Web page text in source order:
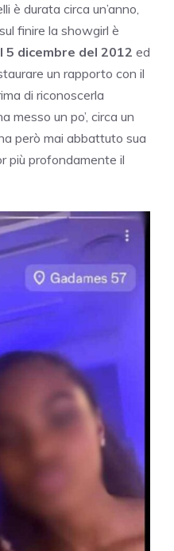
è durata circa un’anno,
finire la showgirl è
5 dicembre del 2012 ed
un rapporto con il
di riconoscerla
messo un po’, circa un
però mai abbattuto sua
più profondamente il